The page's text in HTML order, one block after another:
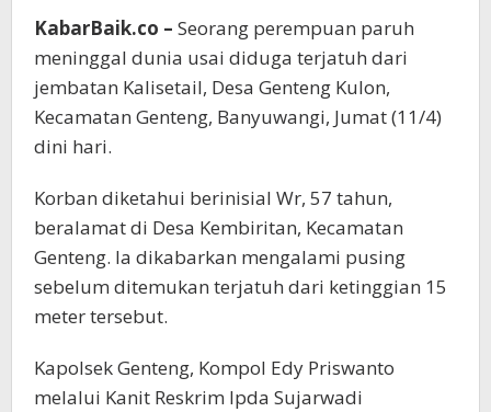
KabarBaik.co – Seorang perempuan paruh
meninggal dunia usai diduga terjatuh dari
jembatan Kalisetail, Desa Genteng Kulon,
Kecamatan Genteng, Banyuwangi, Jumat (11/4)
dini hari.
Korban diketahui berinisial Wr, 57 tahun,
beralamat di Desa Kembiritan, Kecamatan
Genteng. Ia dikabarkan mengalami pusing
sebelum ditemukan terjatuh dari ketinggian 15
meter tersebut.
Kapolsek Genteng, Kompol Edy Priswanto
melalui Kanit Reskrim Ipda Sujarwadi